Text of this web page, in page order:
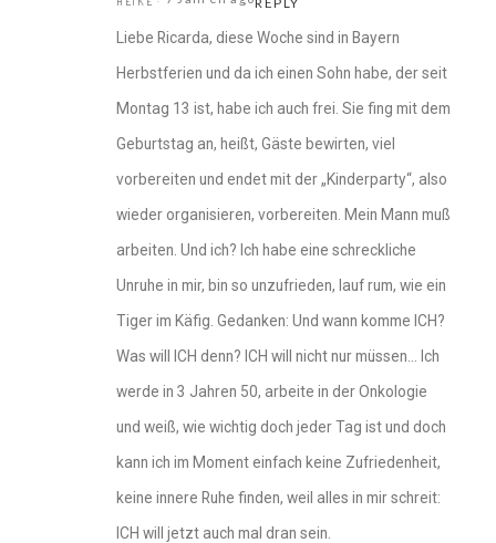
Liebe Ricarda, diese Woche sind in Bayern
Herbstferien und da ich einen Sohn habe, der seit
Montag 13 ist, habe ich auch frei. Sie fing mit dem
Geburtstag an, heißt, Gäste bewirten, viel
vorbereiten und endet mit der „Kinderparty“, also
wieder organisieren, vorbereiten. Mein Mann muß
arbeiten. Und ich? Ich habe eine schreckliche
Unruhe in mir, bin so unzufrieden, lauf rum, wie ein
Tiger im Käfig. Gedanken: Und wann komme ICH?
Was will ICH denn? ICH will nicht nur müssen… Ich
werde in 3 Jahren 50, arbeite in der Onkologie
und weiß, wie wichtig doch jeder Tag ist und doch
kann ich im Moment einfach keine Zufriedenheit,
keine innere Ruhe finden, weil alles in mir schreit:
ICH will jetzt auch mal dran sein.